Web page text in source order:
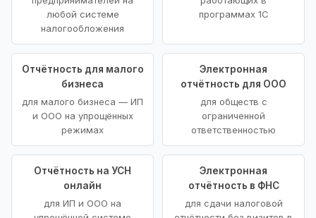
любой системе
налогообложения
программах 1С
Отчётность для малого
бизнеса
для малого бизнеса — ИП
и ООО на упрощённых
режимах
Электронная
отчётность для ООО
для обществ с
ограниченной
ответственностью
Отчётность на УСН
онлайн
для ИП и ООО на
Электронная
отчётность в ФНС
для сдачи налоговой